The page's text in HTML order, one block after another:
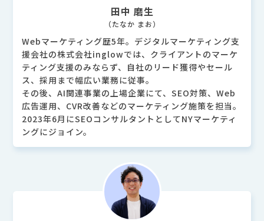
田中 磨生
（たなか まお）
Webマーケティング歴5年。デジタルマーケティング支
援会社の株式会社inglowでは、クライアントのマーケ
ティング支援のみならず、自社のリード獲得やセール
ス、採用まで幅広い業務に従事。
その後、AI関連事業の上場企業にて、SEO対策、Web
広告運用、CVR改善などのマーケティング施策を担当。
2023年6月にSEOコンサルタントとしてNYマーケティ
ングにジョイン。